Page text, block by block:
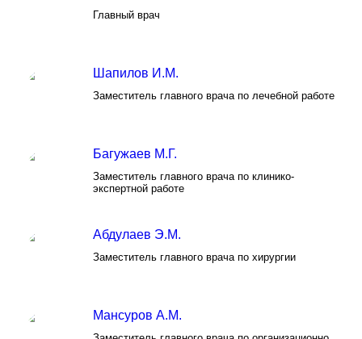
Главный врач
Шапилов И.М.
Заместитель главного врача по лечебной работе
Багужаев М.Г.
Заместитель главного врача по клинико-
экспертной работе
Абдулаев Э.М.
Заместитель главного врача по хирургии
Мансуров А.М.